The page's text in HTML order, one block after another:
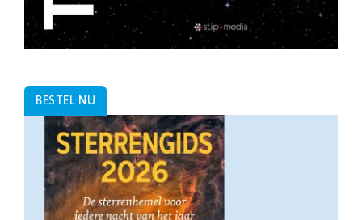
BESTEL NU